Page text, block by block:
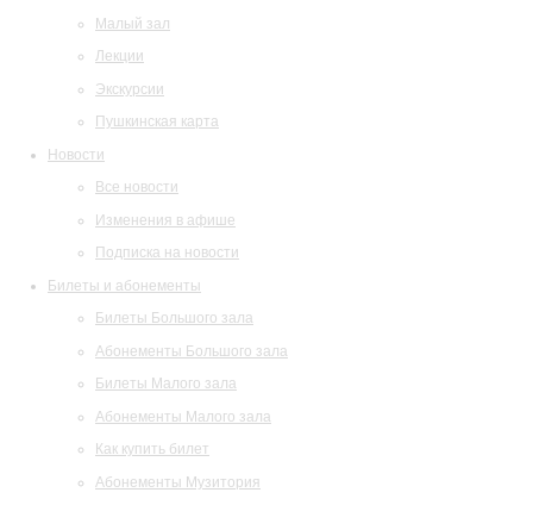
Малый зал
Лекции
Экскурсии
Пушкинская карта
Новости
Все новости
Изменения в афише
Подписка на новости
Билеты и абонементы
Билеты Большого зала
Абонементы Большого зала
Билеты Малого зала
Абонементы Малого зала
Как купить билет
Абонементы Музитория